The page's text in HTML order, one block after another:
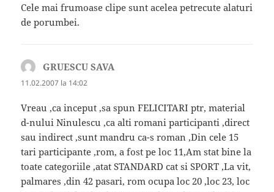
Cele mai frumoase clipe sunt acelea petrecute alaturi
de porumbei.
GRUESCU SAVA
11.02.2007 la 14:02
Vreau ,ca inceput ,sa spun FELICITARI ptr, material
d-nului Ninulescu ,ca alti romani participanti ,direct
sau indirect ,sunt mandru ca-s roman ,Din cele 15
tari participante ,rom, a fost pe loc 11,Am stat bine la
toate categoriile ,atat STANDARD cat si SPORT ,La vit,
palmares ,din 42 pasari, rom ocupa loc 20 ,loc 23, loc